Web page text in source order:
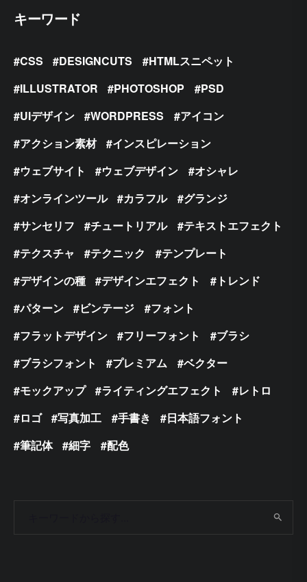
キーワード
CSS DESIGNCUTS
HTMLスニペット
ILLUSTRATOR
PHOTOSHOP
PSD
UIデザイン
WORDPRESS
アイコン
アクション素材
インスピレーション
ウェブサイト
ウェブデザイン
オシャレ
オンラインツール
カラフル
グランジ
サンセリフ
チュートリアル
テキストエフェクト
テクスチャ
テクニック
テンプレート
デザインの種
デザインエフェクト
トレンド
パターン
ビンテージ
フォント
フラットデザイン
フリーフォント
ブラシ
ブラシフォント
プレミアム
ベクター
モックアップ
ライティングエフェクト
レトロ
ロゴ
写真加工 手書き
日本語フォント
筆記体
細字 配色